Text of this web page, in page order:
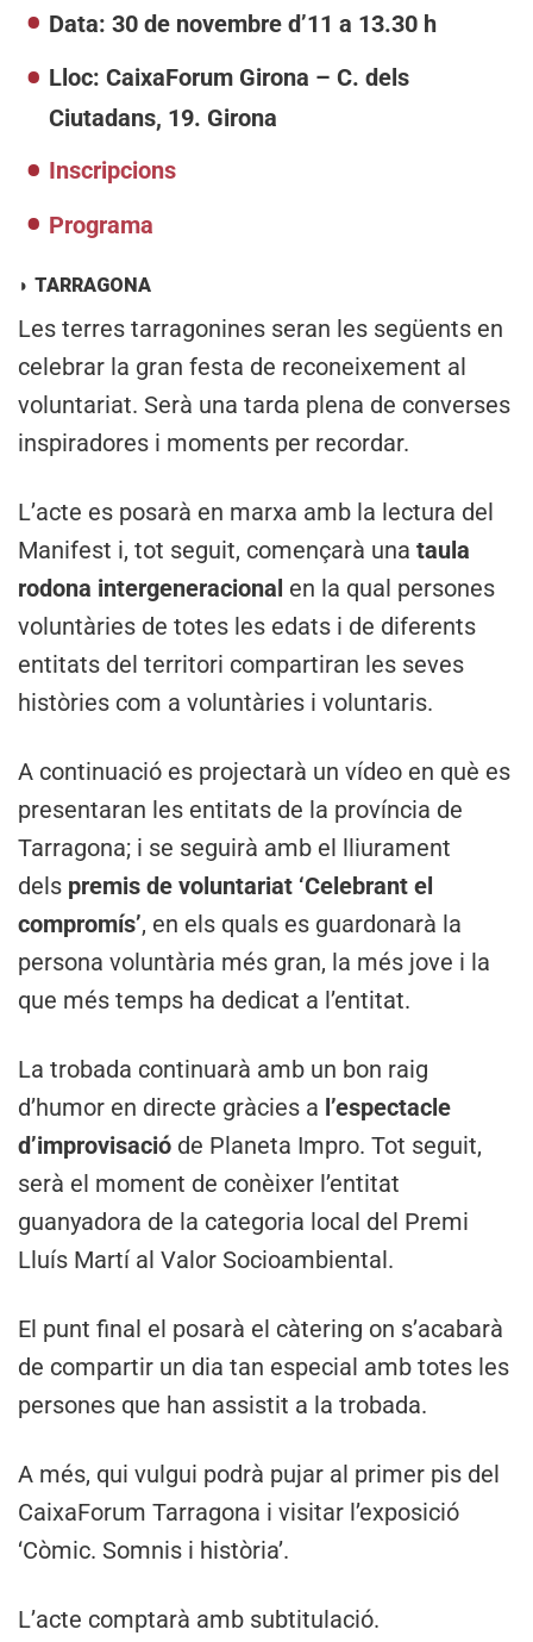
Data: 30 de novembre d’11 a 13.30 h
Lloc: CaixaForum Girona – C. dels
Ciutadans, 19. Girona
Inscripcions
Programa
◗ TARRAGONA
Les terres tarragonines seran les següents en
celebrar la gran festa de reconeixement al
voluntariat. Serà una tarda plena de converses
inspiradores i moments per recordar.
L’acte es posarà en marxa amb la lectura del
Manifest i, tot seguit, començarà una taula
rodona intergeneracional en la qual persones
voluntàries de totes les edats i de diferents
entitats del territori compartiran les seves
històries com a voluntàries i voluntaris.
A continuació es projectarà un vídeo en què es
presentaran les entitats de la província de
Tarragona; i se seguirà amb el lliurament
dels premis de voluntariat ‘Celebrant el
compromís’, en els quals es guardonarà la
persona voluntària més gran, la més jove i la
que més temps ha dedicat a l’entitat.
La trobada continuarà amb un bon raig
d’humor en directe gràcies a l’espectacle
d’improvisació de Planeta Impro. Tot seguit,
serà el moment de conèixer l’entitat
guanyadora de la categoria local del Premi
Lluís Martí al Valor Socioambiental.
El punt final el posarà el càtering on s’acabarà
de compartir un dia tan especial amb totes les
persones que han assistit a la trobada.
A més, qui vulgui podrà pujar al primer pis del
CaixaForum Tarragona i visitar l’exposició
‘Còmic. Somnis i història’.
L’acte comptarà amb subtitulació.